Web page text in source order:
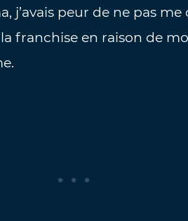
j’avais peur de ne pas
franchise en raison de